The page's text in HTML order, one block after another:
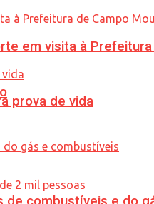
em visita à
prova de vida